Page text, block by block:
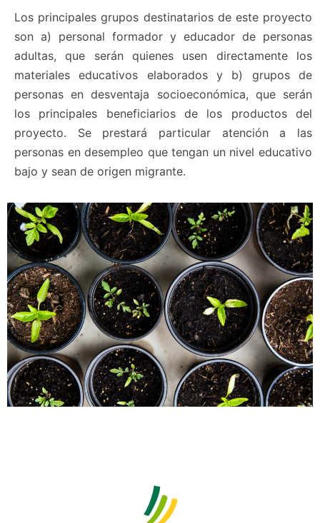
Los principales grupos destinatarios de este proyecto
son a) personal formador y educador de personas
adultas, que serán quienes usen directamente los
materiales educativos elaborados y b) grupos de
personas en desventaja socioeconómica, que serán
los principales beneficiarios de los productos del
proyecto. Se prestará particular atención a las
personas en desempleo que tengan un nivel educativo
bajo y sean de origen migrante.